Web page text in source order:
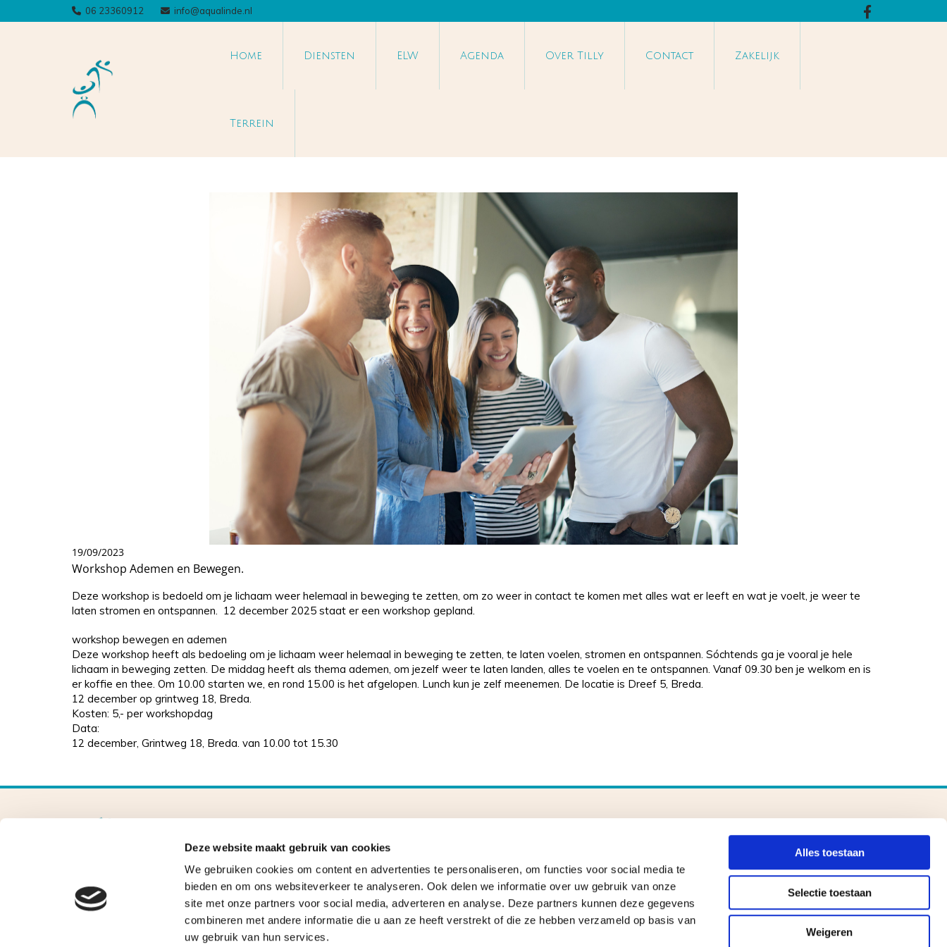
Deze website maakt gebruik van cookies
We gebruiken cookies om content en advertenties te personaliseren, om functies voor social media te
bieden en om ons websiteverkeer te analyseren. Ook delen we informatie over uw gebruik van onze
site met onze partners voor social media, adverteren en analyse. Deze partners kunnen deze gegevens
combineren met andere informatie die u aan ze heeft verstrekt of die ze hebben verzameld op basis van
uw gebruik van hun services.
Alles toestaan
Selectie toestaan
Weigeren
 06 23360912  info@aqualinde.nl
Home Diensten ELW Agenda Over Tilly Contact Zakelijk
Terrein
19/09/2023
Workshop Ademen en Bewegen.
Deze workshop is bedoeld om je lichaam weer helemaal in beweging te zetten, om zo weer in contact te komen met alles wat er leeft en wat je voelt, je weer te
laten stromen en ontspannen. 12 december 2025 staat er een workshop gepland.
workshop bewegen en ademen
Deze workshop heeft als bedoeling om je lichaam weer helemaal in beweging te zetten, te laten voelen, stromen en ontspannen. Sóchtends ga je vooral je hele
lichaam in beweging zetten. De middag heeft als thema ademen, om jezelf weer te laten landen, alles te voelen en te ontspannen. Vanaf 09.30 ben je welkom en is
er koffie en thee. Om 10.00 starten we, en rond 15.00 is het afgelopen. Lunch kun je zelf meenemen. De locatie is Dreef 5, Breda.
12 december op grintweg 18, Breda.
Kosten: 5,- per workshopdag
Data:
12 december, Grintweg 18, Breda. van 10.00 tot 15.30
Praktijk voor emotioneel
coaching
06 23360912
 info@aqualinde.nl
Grintweg 18, 4823 ZC Breda